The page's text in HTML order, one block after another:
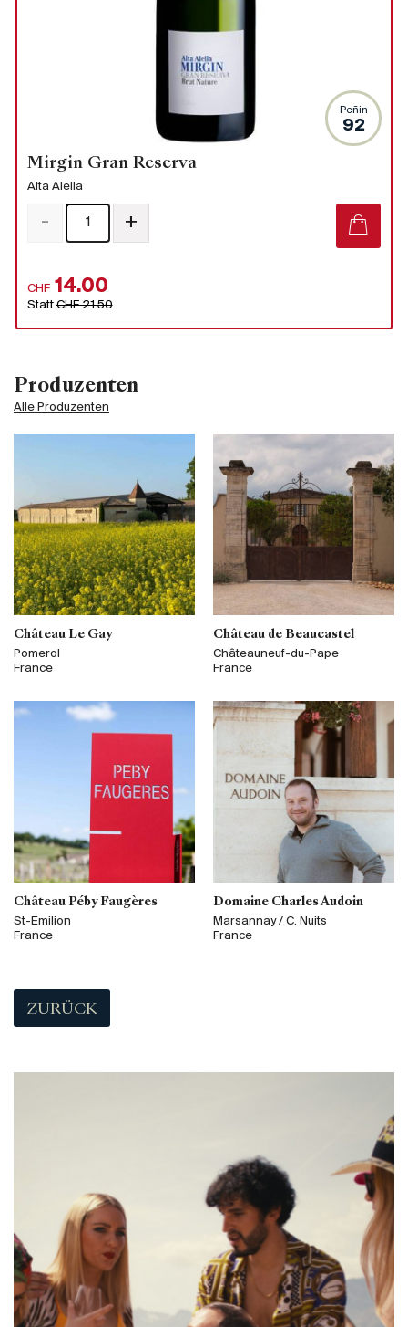
Produzenten
Alle Produzenten
Château Le Gay
Pomerol
France
Château de Beaucastel
Châteauneuf-du-Pape
France
Château Péby Faugères
St-Emilion
France
Domaine Charles Audoin
Marsannay / C. Nuits
France
ZURÜCK
Peñin
92
Mirgin Gran Reserva
Alta Alella
CHF 14.00
StattCHF 21.50
- +